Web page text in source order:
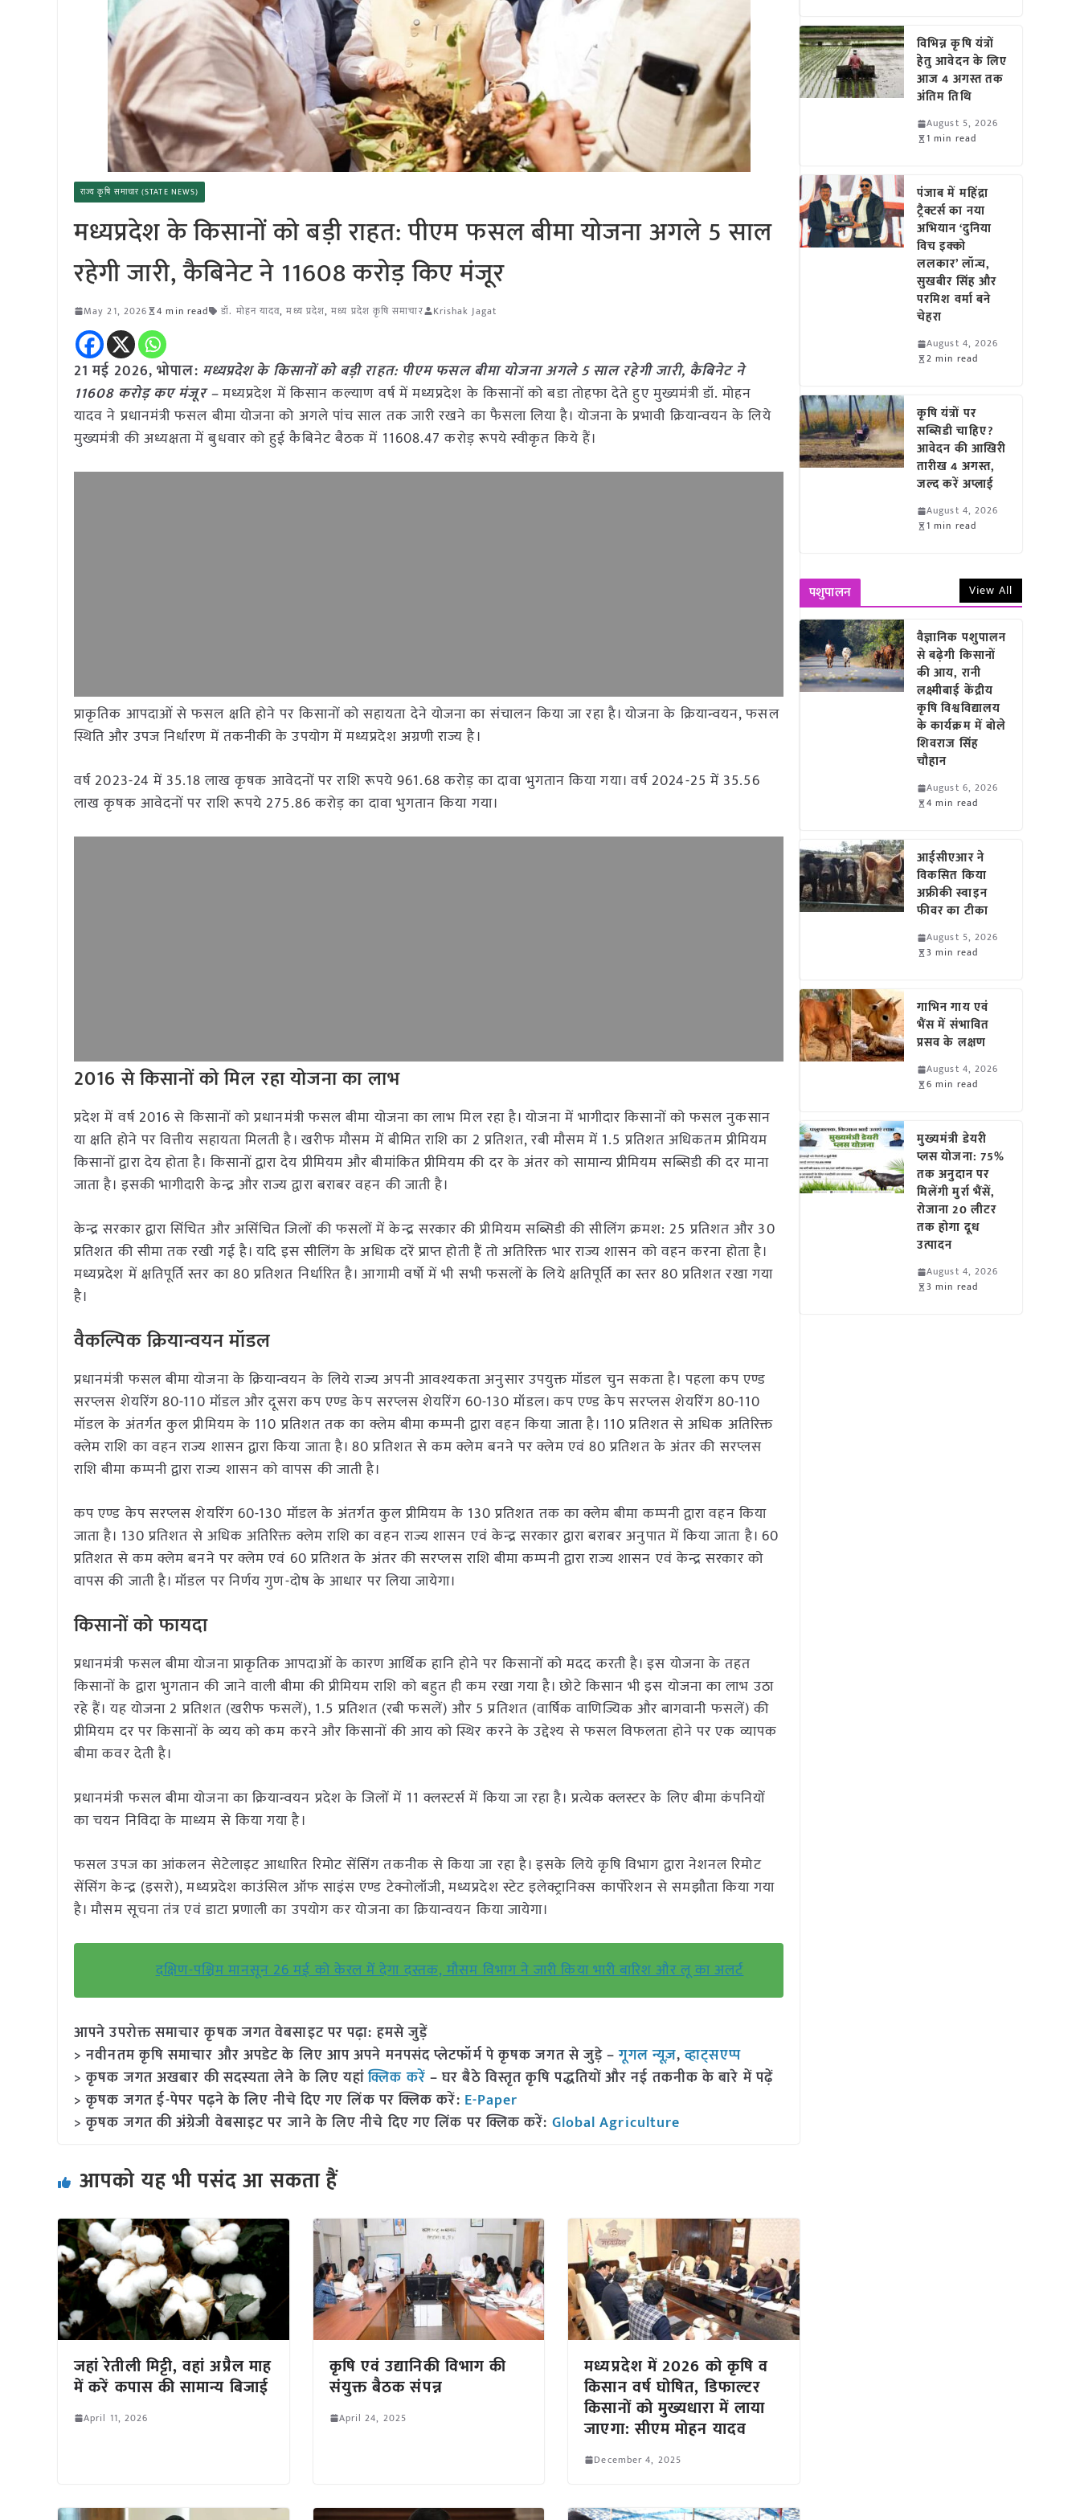
राज्य कृषि समाचार (STATE NEWS)
मध्यप्रदेश के किसानों को बड़ी राहत: पीएम फसल बीमा योजना अगले 5 साल
रहेगी जारी, कैबिनेट ने 11608 करोड़ किए मंजूर
May 21, 2026 4 min read डॉ. मोहन यादव,मध्य प्रदेश,मध्य प्रदेश कृषि समाचार Krishak Jagat
21 मई 2026, भोपाल: मध्यप्रदेश के किसानों को बड़ी राहत: पीएम फसल बीमा योजना अगले 5 साल रहेगी जारी, कैबिनेट ने
11608 करोड़ कए मंजूर –मध्यप्रदेश में किसान कल्याण वर्ष में मध्यप्रदेश के किसानों को बडा तोहफा देते हुए मुख्यमंत्री डॉ. मोहन
यादव ने प्रधानमंत्री फसल बीमा योजना को अगले पांच साल तक जारी रखने का फैसला लिया है। योजना के प्रभावी क्र‍ियान्वयन के लिये
मुख्यमंत्री की अध्यक्षता में बुधवार को हुई कैबिनेट बैठक में 11608.47 करोड़ रूपये स्वीकृत किये हैं।
प्राकृतिक आपदाओं से फसल क्षति होने पर किसानों को सहायता देने योजना का संचालन किया जा रहा है। योजना के क्रियान्वयन, फसल
स्थिति और उपज निर्धारण में तकनीकी के उपयोग में मध्यप्रदेश अग्रणी राज्य है।
वर्ष 2023-24 में 35.18 लाख कृषक आवेदनों पर राशि रूपये 961.68 करोड़ का दावा भुगतान किया गया। वर्ष 2024-25 में 35.56
लाख कृषक आवेदनों पर राशि रूपये 275.86 करोड़ का दावा भुगतान किया गया।
2016 से किसानों को मिल रहा योजना का लाभ
प्रदेश में वर्ष 2016 से किसानों को प्रधानमंत्री फसल बीमा योजना का लाभ मिल रहा है। योजना में भागीदार किसानों को फसल नुकसान
या क्षति होने पर वित्तीय सहायता मिलती है। खरीफ मौसम में बीमित राशि का 2 प्रतिशत, रबी मौसम में 1.5 प्रतिशत अधिकतम प्रीमियम
किसानों द्वारा देय होता है। किसानों द्वारा देय प्रीमियम और बीमांकित प्रीमियम की दर के अंतर को सामान्य प्रीमियम सब्सिडी की दर माना
जाता है। इसकी भागीदारी केन्द्र और राज्य द्वारा बराबर वहन की जाती है।
केन्द्र सरकार द्वारा सिंचित और असिंचित जिलों की फसलों में केन्द्र सरकार की प्रीमियम सब्स‍िडी की सीलिंग क्रमश: 25 प्रतिशत और 30
प्रतिशत की सीमा तक रखी गई है। यदि इस सीलिंग के अधिक दरें प्राप्त होती हैं तो अतिरिक्त भार राज्य शासन को वहन करना होता है।
मध्यप्रदेश में क्षतिपूर्त‍ि स्तर का 80 प्रतिशत निर्धारित है। आगामी वर्षो में भी सभी फसलों के लिये क्षतिपूर्त‍ि का स्तर 80 प्रतिशत रखा गया
है।
वैकल्पिक क्रियान्वयन मॉडल
प्रधानमंत्री फसल बीमा योजना के क्रियान्वयन के लिये राज्य अपनी आवश्यकता अनुसार उपयुक्त मॉडल चुन सकता है। पहला कप एण्ड
सरप्लस शेयरिंग 80-110 मॉडल और दूसरा कप एण्ड केप सरप्लस शेयरिंग 60-130 मॉडल। कप एण्ड केप सरप्लस शेयरिंग 80-110
मॉडल के अंतर्गत कुल प्रीमियम के 110 प्रतिशत तक का क्लेम बीमा कम्पनी द्वारा वहन किया जाता है। 110 प्रतिशत से अधिक अतिरिक्त
क्लेम राशि का वहन राज्य शासन द्वारा किया जाता है। 80 प्रतिशत से कम क्लेम बनने पर क्लेम एवं 80 प्रतिशत के अंतर की सरप्लस
राशि बीमा कम्पनी द्वारा राज्य शासन को वापस की जाती है।
कप एण्ड केप सरप्लस शेयरिंग 60-130 मॉडल के अंतर्गत कुल प्रीमियम के 130 प्रतिशत तक का क्लेम बीमा कम्पनी द्वारा वहन किया
जाता है। 130 प्रतिशत से अधिक अतिरिक्त क्लेम राशि का वहन राज्य शासन एवं केन्द्र सरकार द्वारा बराबर अनुपात में किया जाता है। 60
प्रतिशत से कम क्लेम बनने पर क्लेम एवं 60 प्रतिशत के अंतर की सरप्लस राशि बीमा कम्पनी द्वारा राज्य शासन एवं केन्द्र सरकार को
वापस की जाती है। मॉडल पर निर्णय गुण-दोष के आधार पर लिया जायेगा।
किसानों को फायदा
प्रधानमंत्री फसल बीमा योजना प्राकृतिक आपदाओं के कारण आर्थिक हानि होने पर किसानों को मदद करती है। इस योजना के तहत
किसानों के द्वारा भुगतान की जाने वाली बीमा की प्रीमियम राशि को बहुत ही कम रखा गया है। छोटे किसान भी इस योजना का लाभ उठा
रहे हैं। यह योजना 2 प्रतिशत (खरीफ फसलें), 1.5 प्रतिशत (रबी फसलें) और 5 प्रतिशत (वार्षिक वाणिज्यिक और बागवानी फसलें) की
प्रीमियम दर पर किसानों के व्यय को कम करने और किसानों की आय को स्थिर करने के उद्देश्य से फसल विफलता होने पर एक व्यापक
बीमा कवर देती है।
प्रधानमंत्री फसल बीमा योजना का क्रियान्वयन प्रदेश के जिलों में 11 क्लस्टर्स में किया जा रहा है। प्रत्येक क्लस्टर के लिए बीमा कंपनियों
का चयन निविदा के माध्यम से किया गया है।
फसल उपज का आंकलन सेटेलाइट आधारित रिमोट सेंसिंग तकनीक से किया जा रहा है। इसके लिये कृषि विभाग द्वारा नेशनल रिमोट
सेंसिंग केन्द्र (इसरो), मध्यप्रदेश काउंसिल ऑफ साइंस एण्ड टेक्नोलॉजी, मध्यप्रदेश स्टेट इलेक्ट्रानिक्स कार्पोरेशन से समझौता किया गया
है। मौसम सूचना तंत्र एवं डाटा प्रणाली का उपयोग कर योजना का क्रियान्वयन किया जायेगा।
दक्षिण-पश्चिम मानसून 26 मई को केरल में देगा दस्तक, मौसम विभाग ने जारी किया भारी बारिश और लू का अलर्ट
आपने उपरोक्त समाचार कृषक जगत वेबसाइट पर पढ़ा: हमसे जुड़ें
> नवीनतम कृषि समाचार और अपडेट के लिए आप अपने मनपसंद प्लेटफॉर्म पे कृषक जगत से जुड़े –गूगल न्यूज़,व्हाट्सएप्प
> कृषक जगत अखबार की सदस्यता लेने के लिए यहांक्लिक करें – घर बैठे विस्तृत कृषि पद्धतियों और नई तकनीक के बारे में पढ़ें
> कृषक जगत ई-पेपर पढ़ने के लिए नीचे दिए गए लिंक पर क्लिक करें: E-Paper
> कृषक जगत की अंग्रेजी वेबसाइट पर जाने के लिए नीचे दिए गए लिंक पर क्लिक करें: Global Agriculture
आपको यह भी पसंद आ सकता हैं
जहां रेतीली मिट्टी, वहां अप्रैल माह
में करें कपास की सामान्य बिजाई
April 11, 2026
कृषि एवं उद्यानिकी विभाग की
संयुक्त बैठक संपन्न
April 24, 2025
मध्यप्रदेश में 2026 को कृषि व
किसान वर्ष घोषित, डिफाल्टर
किसानों को मुख्यधारा में लाया
जाएगा: सीएम मोहन यादव
December 4, 2025
विभिन्न कृषि यंत्रों
हेतु आवेदन के लिए
आज 4 अगस्त तक
अंतिम तिथि
August 5, 2026
1 min read
पंजाब में महिंद्रा
ट्रैक्टर्स का नया
अभियान ‘दुनिया
विच इक्को
ललकार’ लॉन्च,
सुखबीर सिंह और
परमिश वर्मा बने
चेहरा
August 4, 2026
2 min read
कृषि यंत्रों पर
सब्सिडी चाहिए?
आवेदन की आखिरी
तारीख 4 अगस्त,
जल्द करें अप्लाई
August 4, 2026
1 min read
पशुपालन View All
वैज्ञानिक पशुपालन
से बढ़ेगी किसानों
की आय, रानी
लक्ष्मीबाई केंद्रीय
कृषि विश्वविद्यालय
के कार्यक्रम में बोले
शिवराज सिंह
चौहान
August 6, 2026
4 min read
आईसीएआर ने
विकसित किया
अफ्रीकी स्वाइन
फीवर का टीका
August 5, 2026
3 min read
गाभिन गाय एवं
भैंस में संभावित
प्रसव के लक्षण
August 4, 2026
6 min read
मुख्यमंत्री डेयरी
प्लस योजना: 75%
तक अनुदान पर
मिलेंगी मुर्रा भैंसें,
रोजाना 20 लीटर
तक होगा दूध
उत्पादन
August 4, 2026
3 min read